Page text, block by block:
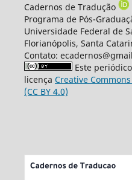
Cadernos de Tradução
Programa de Pós-
Universidade Federal de
Florianópolis, Santa
Contato:
Este
licença Creative
(CC BY 4.0)